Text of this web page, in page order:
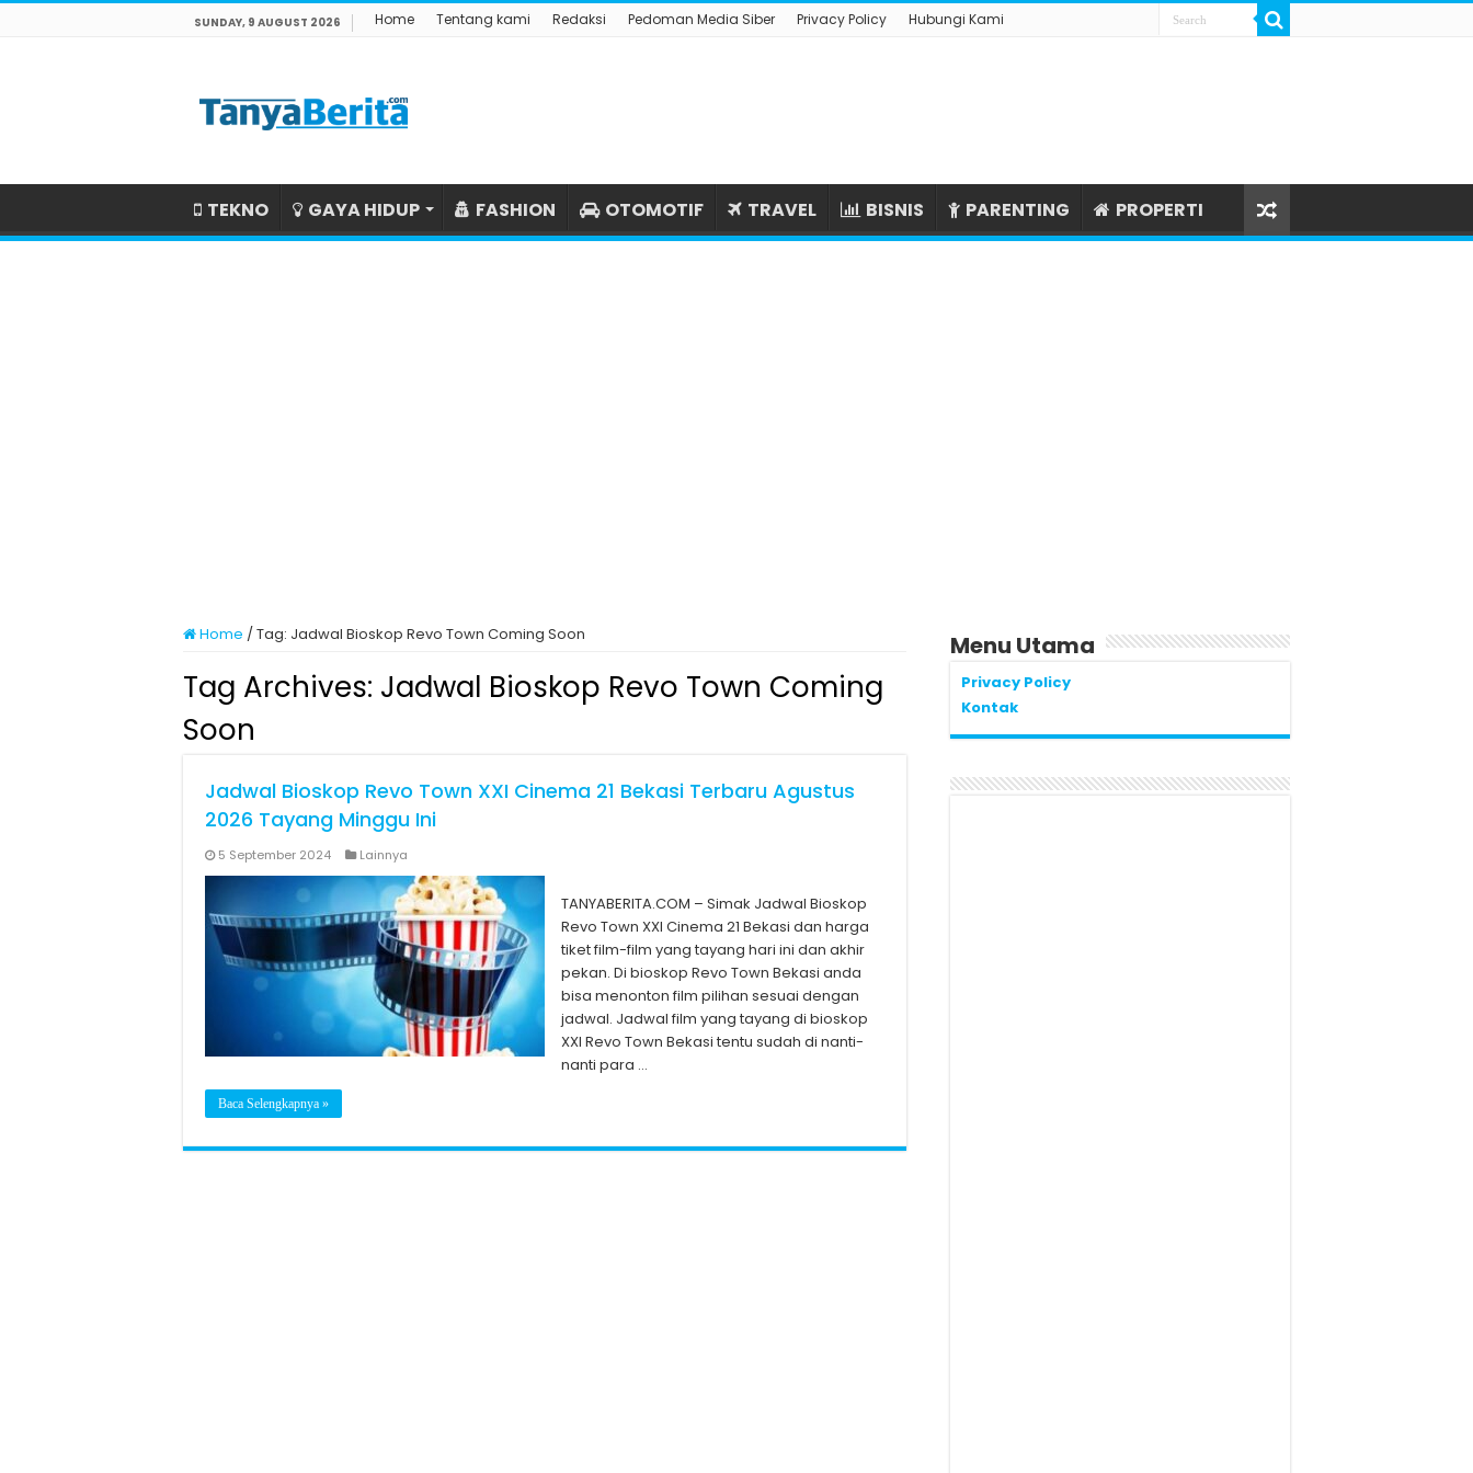
SUNDAY, 9 AUGUST 2026 Home Tentang kami Redaksi Pedoman Media Siber Privacy Policy Hubungi Kami
TEKNO GAYA HIDUP FASHION OTOMOTIF TRAVEL BISNIS PARENTING PROPERTI
Home /Tag: Jadwal Bioskop Revo Town Coming Soon
Tag Archives: Jadwal Bioskop Revo Town Coming
Soon
Jadwal Bioskop Revo Town XXI Cinema 21 Bekasi Terbaru Agustus
2026 Tayang Minggu Ini
5 September 2024 Lainnya
TANYABERITA.COM – Simak Jadwal Bioskop
Revo Town XXI Cinema 21 Bekasi dan harga
tiket film-film yang tayang hari ini dan akhir
pekan. Di bioskop Revo Town Bekasi anda
bisa menonton film pilihan sesuai dengan
jadwal. Jadwal film yang tayang di bioskop
XXI Revo Town Bekasi tentu sudah di nanti-
nanti para …
Baca Selengkapnya »
Menu Utama
Privacy Policy
Kontak